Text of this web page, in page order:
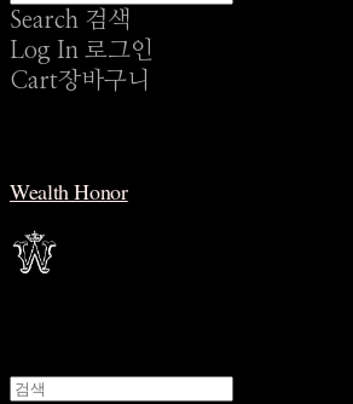
Search 검색
Log In 로그인
Cart장바구니
Wealth Honor